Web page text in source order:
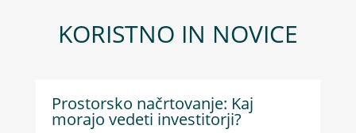
KORISTNO IN NOVICE
Prostorsko načrtovanje: Kaj
morajo vedeti investitorji?